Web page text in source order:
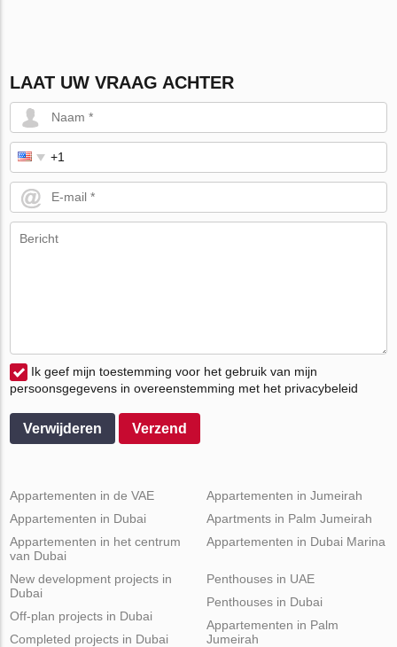
LAAT UW VRAAG ACHTER
Ik geef mijn toestemming voor het gebruik van mijn
persoonsgegevens in overeenstemming met het privacybeleid
Verwijderen Verzend
Appartementen in de VAE
Appartementen in Dubai
Appartementen in het centrum
van Dubai
Appartementen in Jumeirah
Apartments in Palm Jumeirah
Appartementen in Dubai Marina
New development projects in
Dubai
Off-plan projects in Dubai
Completed projects in Dubai
Penthouses in UAE
Penthouses in Dubai
Appartementen in Palm
Jumeirah